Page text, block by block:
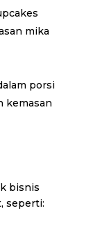
mika
porsi
kemasan
bisnis
seperti: